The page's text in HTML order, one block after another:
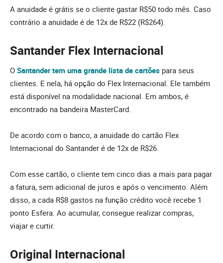
A anuidade é grátis se o cliente gastar R$50 todo mês. Caso
contrário a anuidade é de 12x de R$22 (R$264).
Santander Flex Internacional
O Santander tem uma grande lista de cartões para seus
clientes. E nela, há opção do Flex Internacional. Ele também
está disponível na modalidade nacional. Em ambos, é
encontrado na bandeira MasterCard.
De acordo com o banco, a anuidade do cartão Flex
Internacional do Santander é de 12x de R$26.
Com esse cartão, o cliente tem cinco dias a mais para pagar
a fatura, sem adicional de juros e após o vencimento. Além
disso, a cada R$8 gastos na função crédito você recebe 1
ponto Esfera. Ao acumular, consegue realizar compras,
viajar e curtir.
Original Internacional